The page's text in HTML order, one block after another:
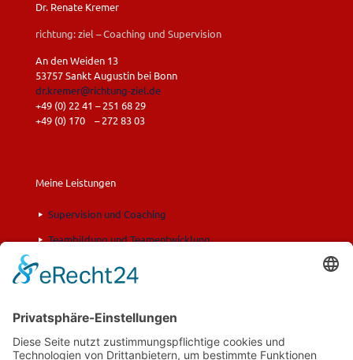
Dr. Renate Kremer
richtung: ziel – Coaching und Supervision
An den Weiden 13
53757 Sankt Augustin bei Bonn
dr.kremer@richtung-ziel.de
+49 (0) 22 41 – 251 68 29
+49 (0) 170 – 272 83 03
Meine Leistungen
Supervision und Coaching
Teambildung und Teamentwicklung
Fortbildung und Training